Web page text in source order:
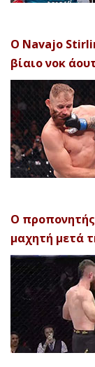
Ο Navajo
βίαιο νοκ
Ο προπονητής
μαχητή μετά